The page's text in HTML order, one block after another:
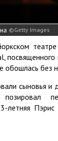
Getty Images
без
сыновья и
летняя